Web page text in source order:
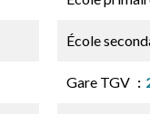
École
Gare TGV